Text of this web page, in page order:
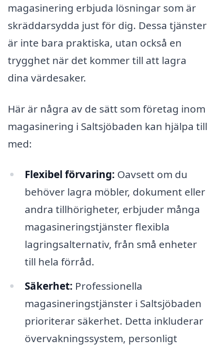
magasinering erbjuda lösningar som är
skräddarsydda just för dig. Dessa tjänster
är inte bara praktiska, utan också en
trygghet när det kommer till att lagra
dina värdesaker.
Här är några av de sätt som företag inom
magasinering i Saltsjöbaden kan hjälpa till
med:
Flexibel förvaring: Oavsett om du
behöver lagra möbler, dokument eller
andra tillhörigheter, erbjuder många
magasineringstjänster flexibla
lagringsalternativ, från små enheter
till hela förråd.
Säkerhet: Professionella
magasineringstjänster i Saltsjöbaden
prioriterar säkerhet. Detta inkluderar
övervakningssystem, personligt